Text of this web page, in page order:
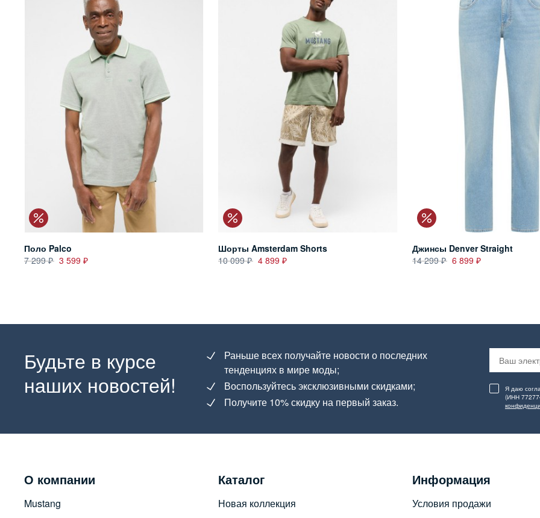
Поло Palco
7 299
3 599
Шорты Amsterdam Shorts
10 099
4 899
Джинсы Denver Straight
14 299
6 899
Будьте в курсе
наших новостей!
Раньше всех получайте новости о последних
тенденциях в мире моды;
Воспользуйтесь эксклюзивными скидками;
Получите 10% скидку на первый заказ.
Я даю
(ИНН
О компании
Mustang
Каталог
Новая коллекция
Информация
Условия продажи